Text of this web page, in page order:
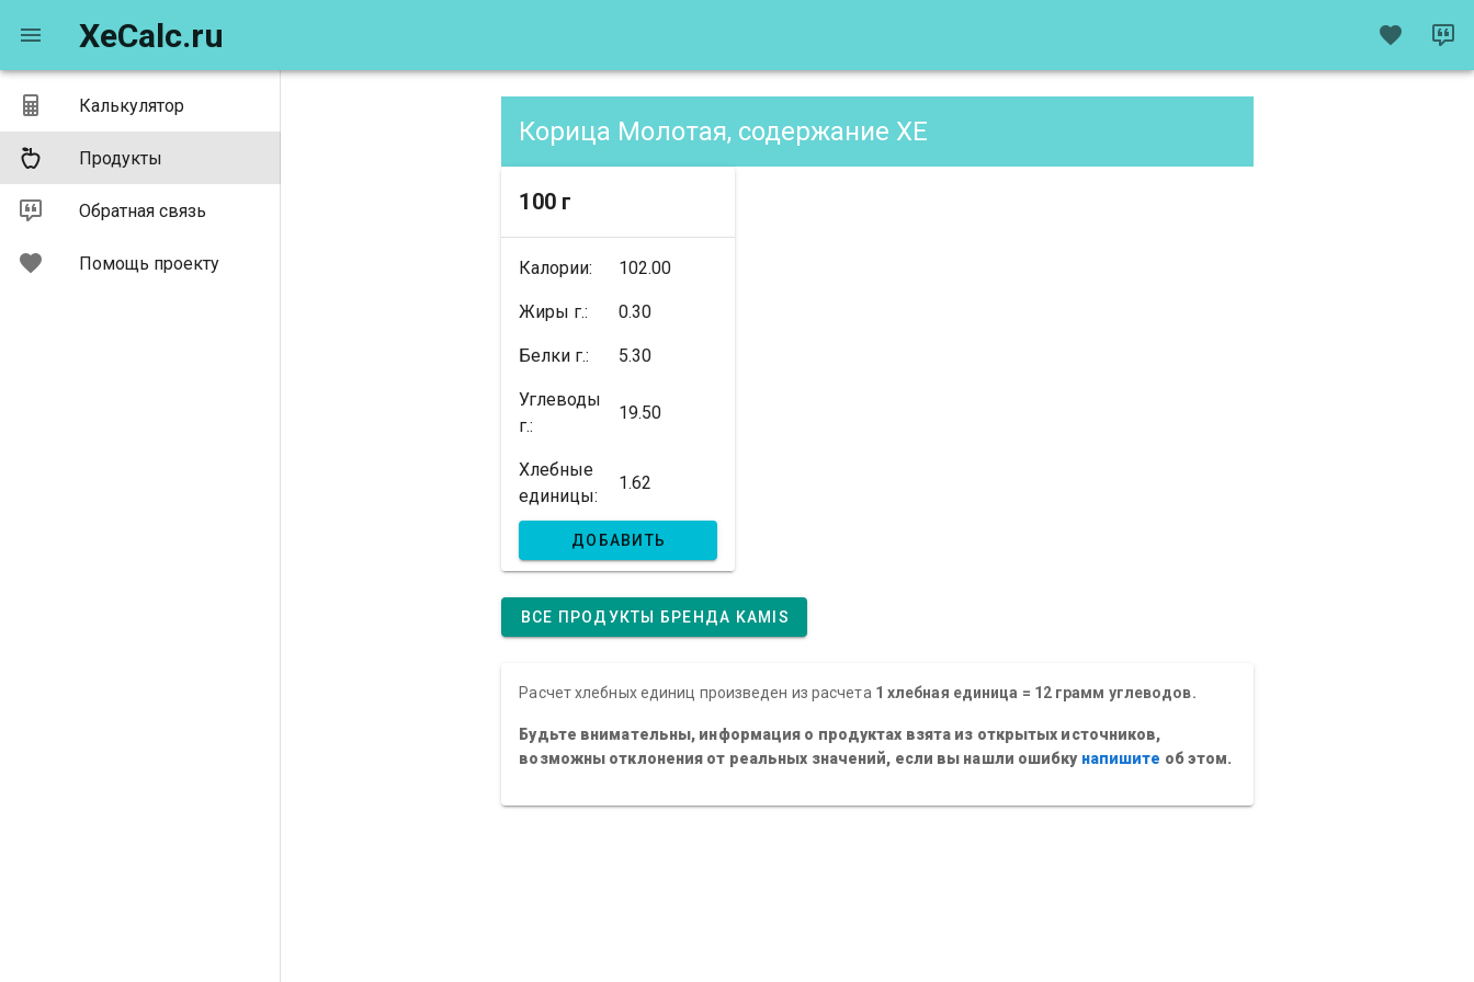
Калькулятор
Продукты
Обратная связь
Помощь проекту
XeCalc.ru
Корица Молотая, содержание XE
100 г
Калории: 102.00
Жиры г.: 0.30
Белки г.: 5.30
Углеводы
г.:
19.50
Хлебные
единицы:
1.62
ДОБАВИТЬ
ВСЕ ПРОДУКТЫ БРЕНДА KAMIS
Расчет хлебных единиц произведен из расчета 1 хлебная единица = 12 грамм углеводов.
Будьте внимательны, информация о продуктах взята из открытых источников,
возможны отклонения от реальных значений, если вы нашли ошибку напишите об этом.